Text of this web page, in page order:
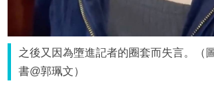
之後又因為墮進記者的圈套而失言。（
書@郭珮文）